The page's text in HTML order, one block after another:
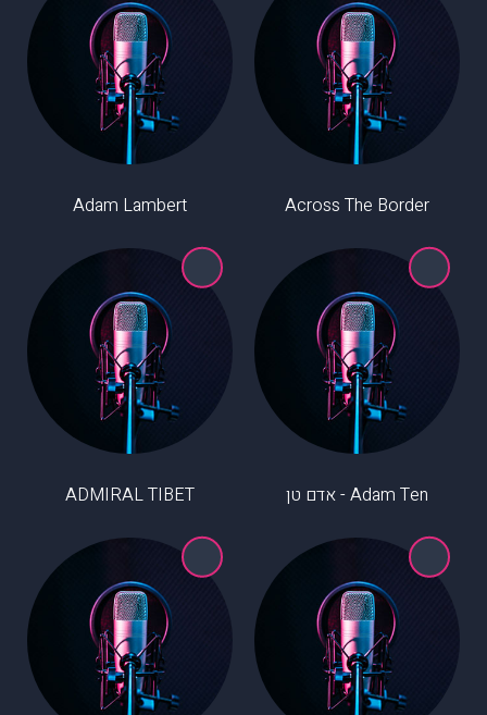
Across The Border
Adam Lambert
Adam Ten - אדם טן ADMIRAL TIBET